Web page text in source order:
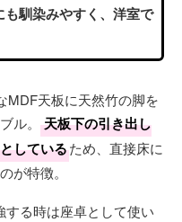
馴染みやすく、洋室で
MDF天板に天然竹の脚を
ル。
天板下の引き出し
しているため、直接床に
が特徴。
る時は座卓として使い